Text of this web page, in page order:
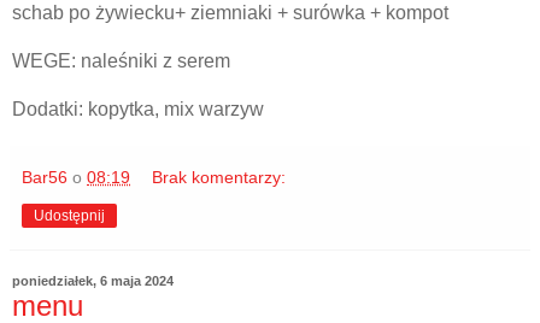
schab po żywiecku+ ziemniaki + surówka + kompot
WEGE: naleśniki z serem
Dodatki: kopytka, mix warzyw
Bar56 o 08:19 Brak komentarzy:
Udostępnij
poniedziałek, 6 maja 2024
menu